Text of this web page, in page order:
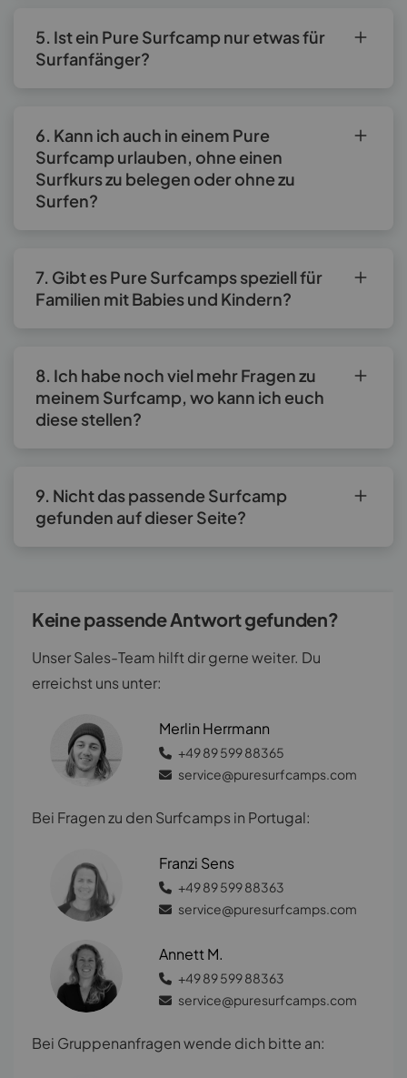
5. Ist ein Pure Surfcamp nur etwas für
Surfanfänger?
6. Kann ich auch in einem Pure
Surfcamp urlauben, ohne einen
Surfkurs zu belegen oder ohne zu
Surfen?
7. Gibt es Pure Surfcamps speziell für
Familien mit Babies und Kindern?
8. Ich habe noch viel mehr Fragen zu
meinem Surfcamp, wo kann ich euch
diese stellen?
9. Nicht das passende Surfcamp
gefunden auf dieser Seite?
Keine passende Antwort gefunden?
Unser Sales-Team hilft dir gerne weiter. Du
erreichst uns unter:
Merlin Herrmann
+49 89 599 88365
service@puresurfcamps.com
Bei Fragen zu den Surfcamps in Portugal:
Franzi Sens
+49 89 599 88363
service@puresurfcamps.com
Annett M.
+49 89 599 88363
service@puresurfcamps.com
Bei Gruppenanfragen wende dich bitte an: